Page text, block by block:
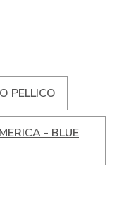
PELLICO
- BLUE